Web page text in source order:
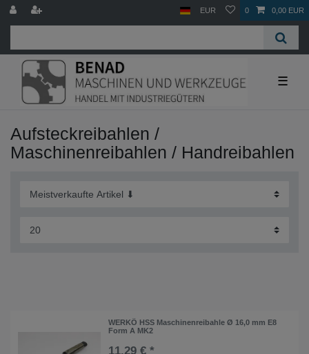
EUR 0 0,00 EUR
☰
Aufsteckreibahlen /
Maschinenreibahlen / Handreibahlen
WERKÖ HSS Maschinenreibahle Ø 16,0 mm E8
Form A MK2
11,29 € *